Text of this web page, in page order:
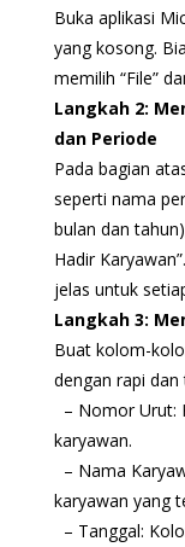
Buka aplikasi
yang kosong.
memilih “File”
Langkah 2:
dan Periode
Pada bagian
seperti nama
bulan dan
Hadir
jelas untuk
Langkah 3:
Buat kolom-
dengan rapi
– Nomor Urut:
karyawan.
– Nama
karyawan yang
– Tanggal: